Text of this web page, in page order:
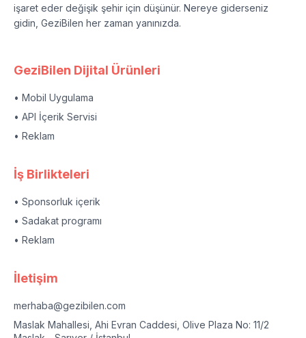
işaret eder değişik şehir için düşünür. Nereye giderseniz
gidin, GeziBilen her zaman yanınızda.
GeziBilen Dijital Ürünleri
• Mobil Uygulama
• API İçerik Servisi
• Reklam
İş Birlikteleri
• Sponsorluk içerik
• Sadakat programı
• Reklam
İletişim
merhaba@gezibilen.com
Maslak Mahallesi, Ahi Evran Caddesi, Olive Plaza No: 11/2